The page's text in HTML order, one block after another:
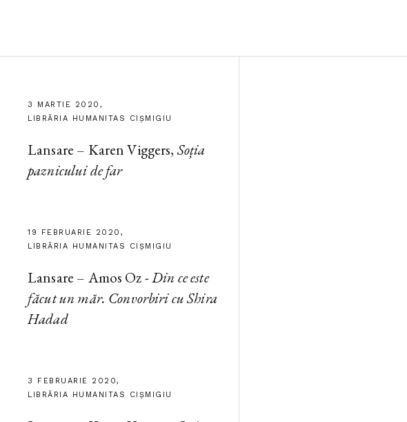
3 MARTIE 2020,
LIBRĂRIA HUMANITAS CIȘMIGIU
Lansare – Karen Viggers,Soția
paznicului de far
19 FEBRUARIE 2020,
LIBRĂRIA HUMANITAS CIȘMIGIU
Lansare – Amos Oz -Din ce este
făcut un măr. Convorbiri cu Shira
Hadad
3 FEBRUARIE 2020,
LIBRĂRIA HUMANITAS CIȘMIGIU